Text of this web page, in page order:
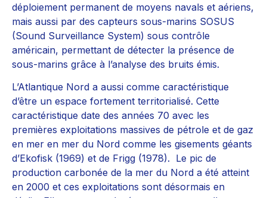
déploiement permanent de moyens navals et aériens,
mais aussi par des capteurs sous-marins SOSUS
(Sound Surveillance System) sous contrôle
américain, permettant de détecter la présence de
sous-marins grâce à l’analyse des bruits émis.
L’Atlantique Nord a aussi comme caractéristique
d’être un espace fortement territorialisé. Cette
caractéristique date des années 70 avec les
premières exploitations massives de pétrole et de gaz
en mer en mer du Nord comme les gisements géants
d’Ekofisk (1969) et de Frigg (1978). Le pic de
production carbonée de la mer du Nord a été atteint
en 2000 et ces exploitations sont désormais en